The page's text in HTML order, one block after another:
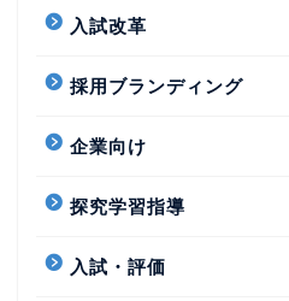
入試改革
採用ブランディング
企業向け
探究学習指導
入試・評価